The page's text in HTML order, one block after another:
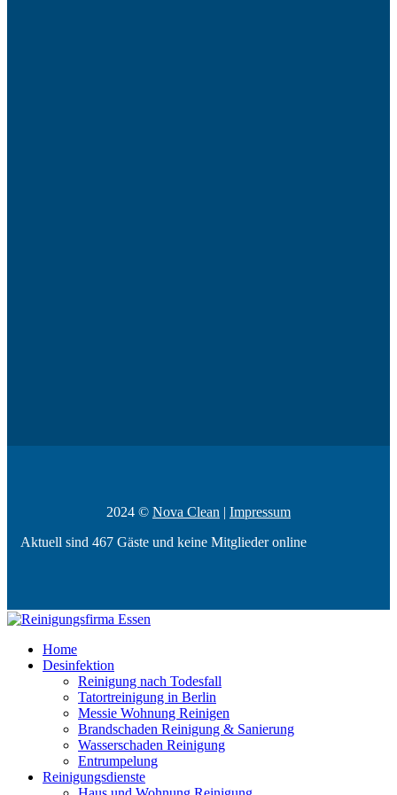
2024 © Nova Clean | Impressum
Aktuell sind 467 Gäste und keine Mitglieder online
Home
Desinfektion
Reinigung nach Todesfall
Tatortreinigung in Berlin
Messie Wohnung Reinigen
Brandschaden Reinigung & Sanierung
Wasserschaden Reinigung
Entrumpelung
Reinigungsdienste